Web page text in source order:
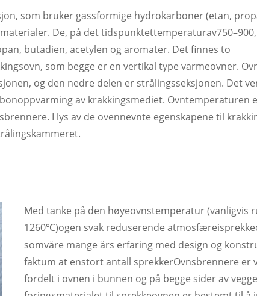
som bruker gassformige hydrokarboner (etan,
De, på det tidspunktettemperaturav750–900
butadien, acetylen og aromater. Det finnes to
, som begge er en vertikal type varmeovner.
og den nedre delen er strålingsseksjonen. Det
av krakkingsmediet. Ovntemperaturen
I lys av de ovennevnte egenskapene til
Med tanke på den høyeovnstemperatur (vanligvis
1260℃)ogen svak reduserende atmosfærei
somvåre mange års erfaring med design og
faktum at enstort antall sprekkerOvnsbrennere er
fordelt i ovnen i bunnen og på begge sider av